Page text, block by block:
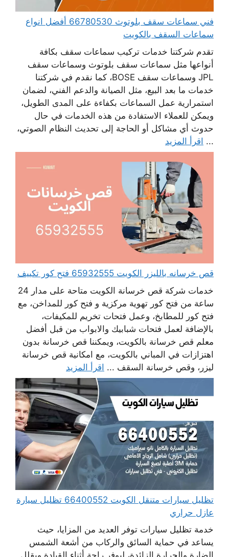
فني سماعات سقف بلوتوث 66780530 أفضل انواع
سماعات السقف بالكويت
تقدم شركتنا خدمات تركيب سماعات سقف بكافة
أنواعها مثل سماعات سقف بلوتوث وسماعات سقف
JPL وسماعات سقف BOSE، كما نقدم في شركتنا
خدمات ما بعد البيع، مثل الصيانة والدعم الفني، لضمان
استمرارية عمل السماعات بكفاءة على المدى الطويل،
ويمكن للعملاء الاستفادة من هذه الخدمات في حال
حدوث أي مشاكل أو الحاجة إلى تحديث النظام الصوتي،
... اقرأ المزيد
قص خرسانه بالليزر الكويت 65932555 فتح كور تكييف
خدمات شركة قص خرسانة الكويت متاحة على مدار 24
ساعة من فتح كور تهوية مركزية و فتح كور للمداخن، مع
فتح كور للمطابخ، وعمل فتحات تخريم للمكيفات،
بالإضافة لعمل فتحات شبابيك والابواب من قبل أفضل
معلم قص خرسانة بالكويت، ويمكننا قص خرسانة بدون
اهتزازات في المباني بالكويت، مع امكانية قص خرسانة
ليزر، وقص خرسانة السقف ... اقرأ المزيد
تظليل سيارات متنقل الكويت 66400552 تظليل سيارة
عازل حراري
خدمة تظليل سيارات توفر العديد من المزايا، حيث
يساعد في حماية السائق والركاب من أشعة الشمس